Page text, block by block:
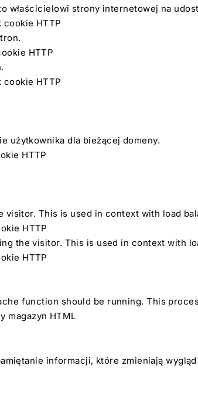
właścicielowi strony internetowej na
cookie HTTP
HTTP
cookie HTTP
użytkownika dla bieżącej domeny.
HTTP
This is used in context with load
HTTP
the visitor. This is used in context with
HTTP
function should be running. This
magazyn HTML
informacji, które zmieniają